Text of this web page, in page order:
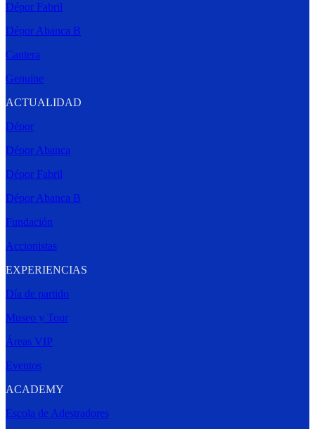
Dépor Fabril
Dépor Abanca B
Cantera
Genuine
ACTUALIDAD
Dépor
Dépor Abanca
Dépor Fabril
Dépor Abanca B
Fundación
Accionistas
EXPERIENCIAS
Día de partido
Museo y Tour
Áreas VIP
Eventos
ACADEMY
Escola de Adestradores